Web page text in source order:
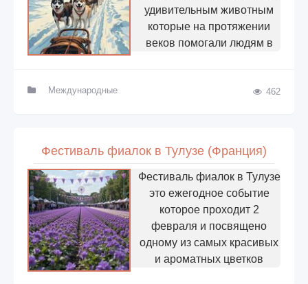
удивительным животным
которые на протяжении
веков помогали людям в
Международные 462
Фестиваль фиалок в Тулузе (Франция)
Фестиваль фиалок в Тулузе
это ежегодное событие
которое проходит 2
февраля и посвящено
одному из самых красивых
и ароматных цветков